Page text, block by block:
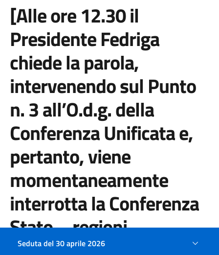
[Alle ore 12.30 il
Presidente Fedriga
chiede la parola,
intervenendo sul Punto
n. 3 all’O.d.g. della
Conferenza Unificata e,
pertanto, viene
momentaneamente
interrotta la Conferenza
Stato – regioni.
Seduta del 30 aprile 2026